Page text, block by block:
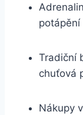
potápění
Tradiční
chuťová
Nákupy